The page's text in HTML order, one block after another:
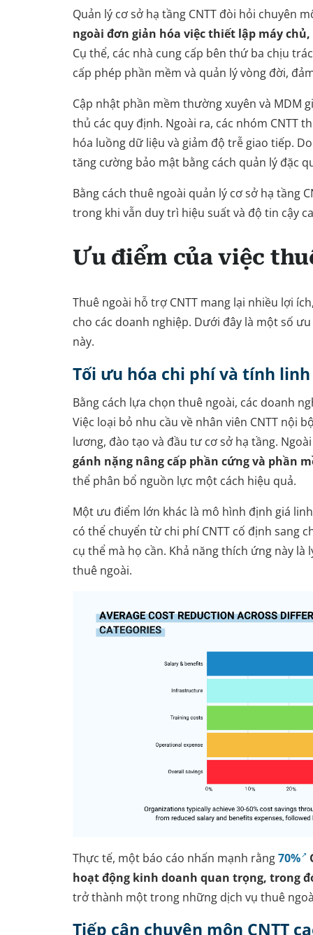
Quản lý cơ sở hạ tầng CNTT đòi hỏi chuyên
ngoài đơn giản hóa việc thiết lập máy
Cụ thể, các nhà cung cấp bên thứ ba chịu
cấp phép phần mềm và quản lý vòng đời,
Cập nhật phần mềm thường xuyên và MDM
thủ các quy định. Ngoài ra, các nhóm CNTT
hóa luồng dữ liệu và giảm độ trễ giao tiếp.
tăng cường bảo mật bằng cách quản lý đặc
Bằng cách thuê ngoài quản lý cơ sở hạ tầng
trong khi vẫn duy trì hiệu suất và độ tin cậy
Ưu điểm của việc
Thuê ngoài hỗ trợ CNTT mang lại nhiều lợi
cho các doanh nghiệp. Dưới đây là một số
này.
Tối ưu hóa chi phí và tính
Bằng cách lựa chọn thuê ngoài, các doanh
Việc loại bỏ nhu cầu về nhân viên CNTT nội
lương, đào tạo và đầu tư cơ sở hạ tầng.
gánh nặng nâng cấp phần cứng và phần
thể phân bổ nguồn lực một cách hiệu quả.
Một ưu điểm lớn khác là mô hình định giá
có thể chuyển từ chi phí CNTT cố định sang
cụ thể mà họ cần. Khả năng thích ứng này
thuê ngoài.
Thực tế, một báo cáo nhấn mạnh rằng70%
hoạt động kinh doanh quan trọng, trong
trở thành một trong những dịch vụ thuê
Tiếp cận chuyên môn CNTT